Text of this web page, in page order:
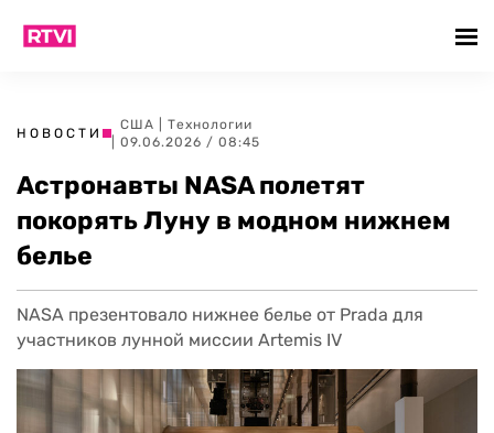
НОВОСТИ
США
Технологии
| 09.06.2026 / 08:45
Астронавты NASA полетят
покорять Луну в модном нижнем
белье
NASA презентовало нижнее белье от Prada для
участников лунной миссии Artemis IV